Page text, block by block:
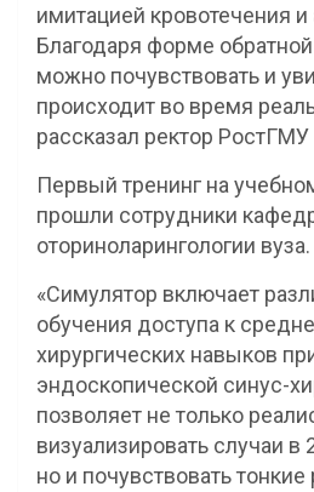
имитацией кровотечения
Благодаря форме
можно почувствовать и
происходит во время
рассказал ректор
Первый тренинг на
прошли сотрудники
оториноларингологии вуза.
«Симулятор включает
обучения доступа к
хирургических навыков
эндоскопической синус-
позволяет не только
визуализировать случаи в
но и почувствовать тонкие